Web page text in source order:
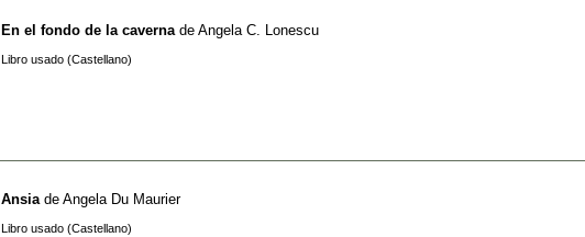
En el fondo de la caverna de Angela C. Lonescu
Libro usado (Castellano)
Ansia de Angela Du Maurier
Libro usado (Castellano)